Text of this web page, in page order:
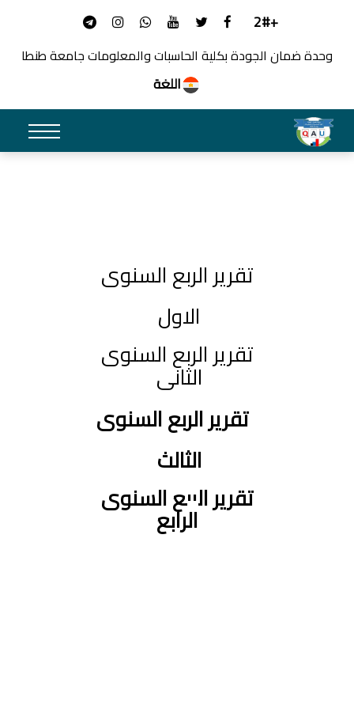
+2#
وحدة ضمان الجودة بكلية الحاسبات والمعلومات جامعة طنطا
اللغة
تقرير الربع السنوى
الاول
تقرير الربع السنوى
الثانى
تقرير الربع السنوى
الثالث
تقرير الربع السنوى
الرابع